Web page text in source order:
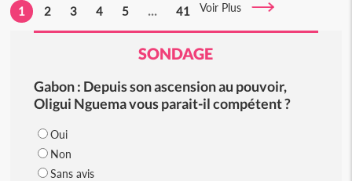
1 2 3 4 5 ... 41 Voir Plus
SONDAGE
Gabon : Depuis son ascension au pouvoir,
Oligui Nguema vous parait-il compétent ?
Oui
Non
Sans avis